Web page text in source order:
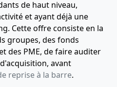
de haut niveau,
et ayant déjà une
Cette offre consiste en la
groupes, des fonds
des PME, de faire auditer
avant
reprise à la barre.